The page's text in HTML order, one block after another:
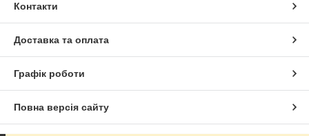
Контакти
Доставка та оплата
Графік роботи
Повна версія сайту